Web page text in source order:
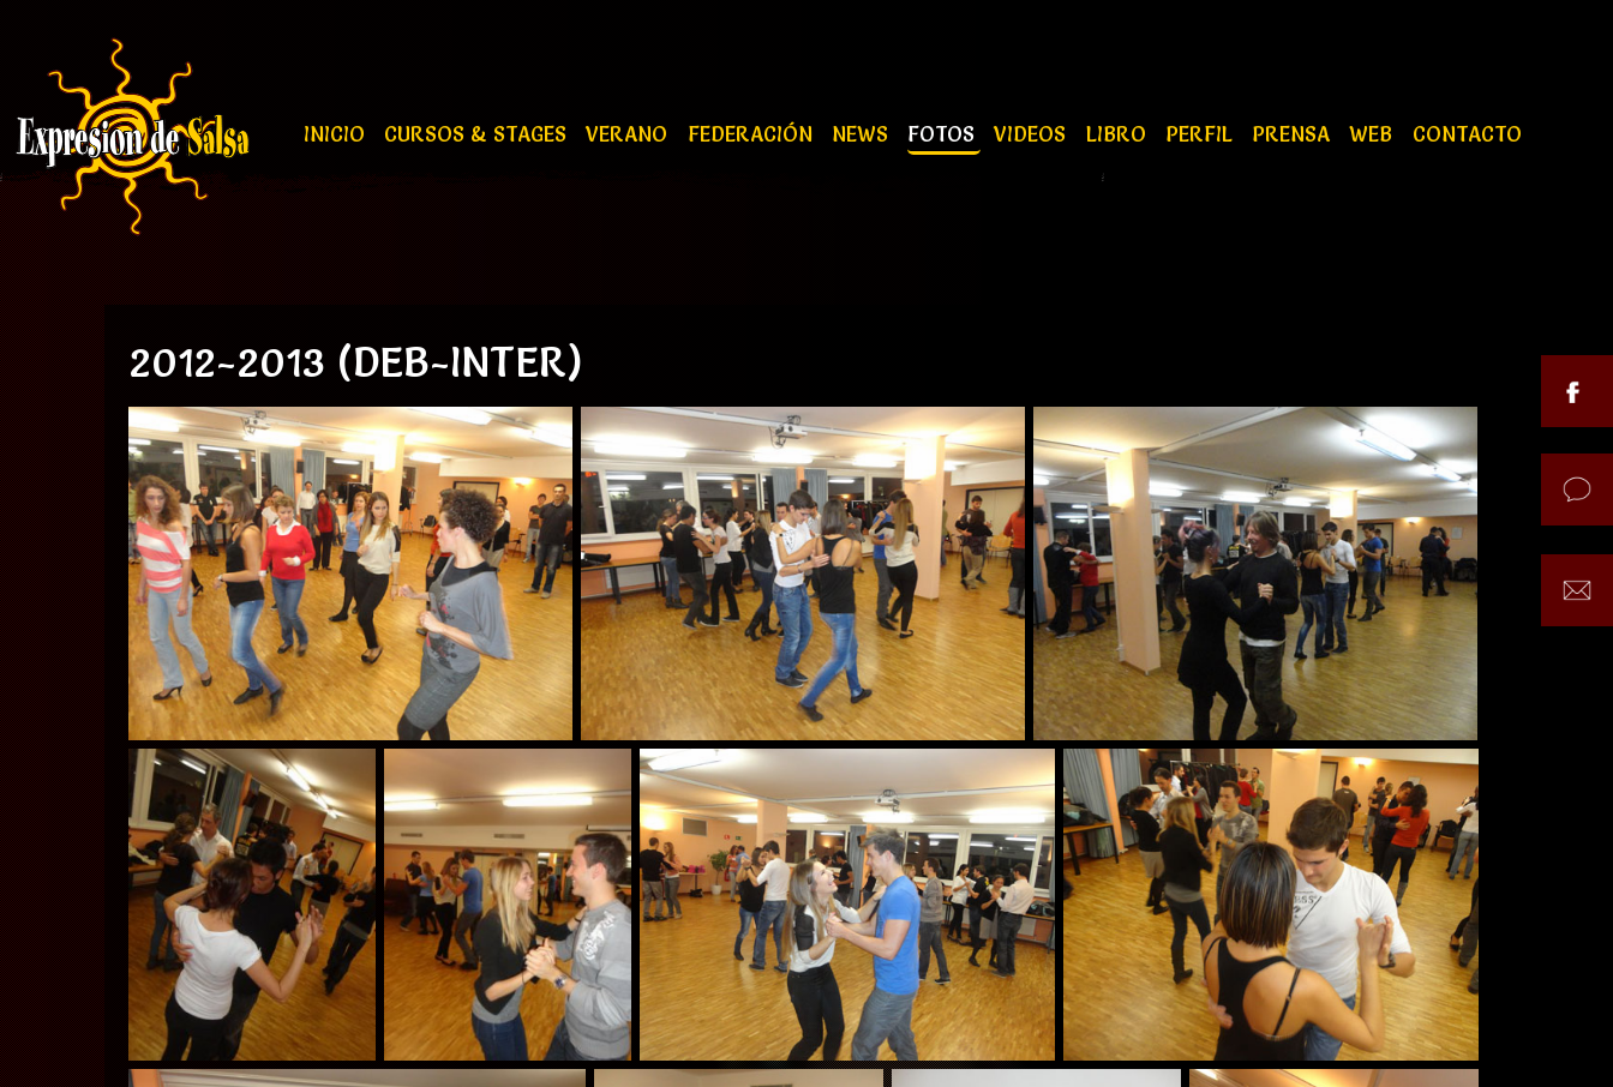
INICIO CURSOS & STAGES VERANO FEDERACIÓN NEWS FOTOS VIDEOS LIBRO PERFIL PRENSA WEB CONTACTO
2012-2013 (DEB-INTER)